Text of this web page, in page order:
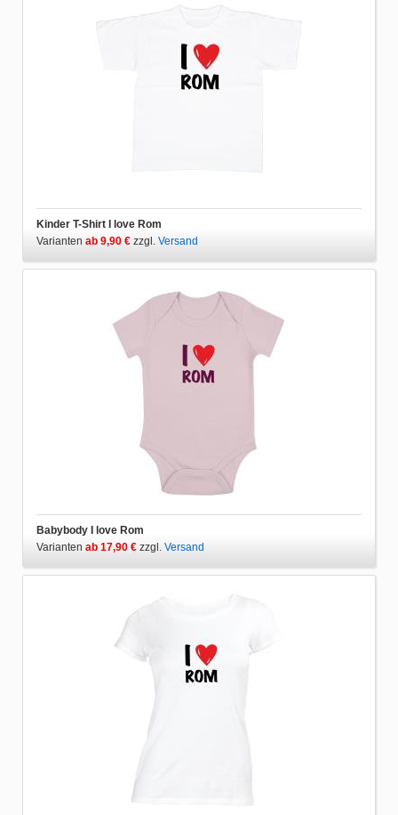
Kinder T-Shirt I love Rom
Varianten ab 9,90 € zzgl. Versand
Babybody I love Rom
Varianten ab 17,90 € zzgl. Versand